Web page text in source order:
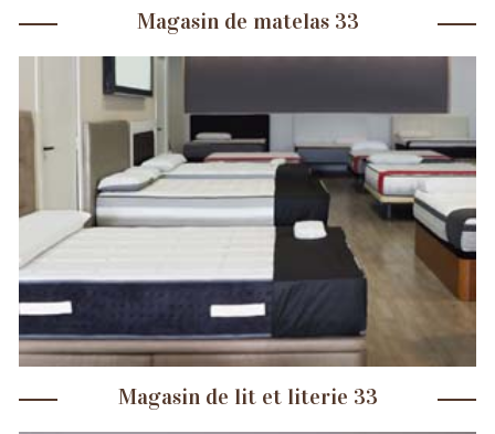
Magasin de matelas 33
Magasin de lit et literie 33